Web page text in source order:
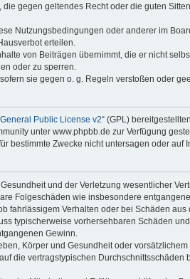
gegen geltendes Recht oder die guten
Nutzungsbedingungen oder anderer im
erteilen.
von Beiträgen übernimmt, die er nicht
oder zu sperren.
sie gegen o. g. Regeln verstoßen oder
Public License v2“ (GPL)
unter www.phpbb.de zur Verfügung
bestimmte Zwecke nicht untersagen oder auf
und der Verletzung wesentlicher
Folgeschäden wie insbesondere
fahrlässigem Verhalten oder bei Schäden
typischerweise vorhersehbaren Schäden
Gewinn.
Körper und Gesundheit oder
die vertragstypischen